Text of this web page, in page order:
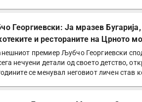
Георгиевски: Ја мразев
и рестораните на Црното
сликата
премиер Љубчо Георгиевски
нечуени детали од своето детство,
се менувал неговиот личен став